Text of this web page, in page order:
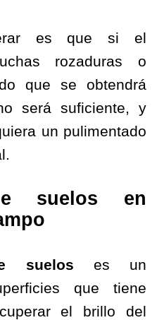
es que si el
rozaduras o
que se obtendrá
será suficiente, y
un pulimentado
suelos en
suelos es un
que tiene
el brillo del